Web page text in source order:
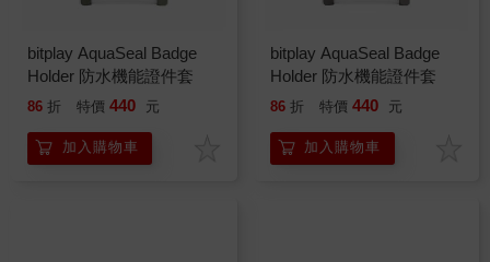
bitplay AquaSeal Badge
Holder 防水機能證件套
86 折 特價 440 元
加入購物車
bitplay AquaSeal Badge
Holder 防水機能證件套
86 折 特價 440 元
加入購物車